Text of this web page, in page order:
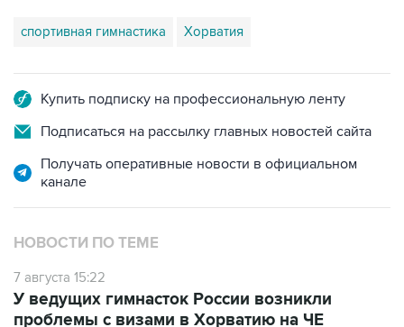
спортивная гимнастика Хорватия
Купить подписку на профессиональную ленту
Подписаться на рассылку главных новостей сайта
Получать оперативные новости в официальном
канале
НОВОСТИ ПО ТЕМЕ
7 августа 15:22
У ведущих гимнасток России возникли
проблемы с визами в Хорватию на ЧЕ